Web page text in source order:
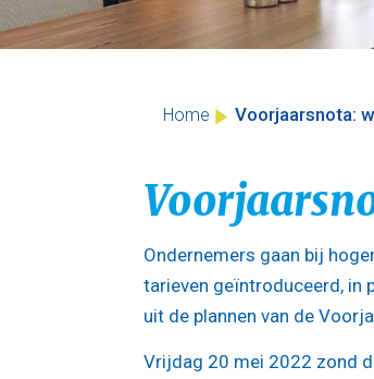
Home Voorjaarsnota:
Ondernemers gaan bij
tarieven geïntroduceerd, in
uit de plannen van de
Vrijdag 20 mei 2022 zond